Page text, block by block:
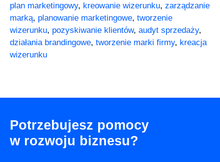
plan marketingowy, kreowanie wizerunku,zarządzanie
marką, planowanie marketingowe,tworzenie
wizerunku, pozyskiwanie klientów,audyt sprzedaży,
działania brandingowe,tworzenie marki firmy, kreacja
wizerunku
Potrzebujesz pomocy
w rozwoju biznesu?